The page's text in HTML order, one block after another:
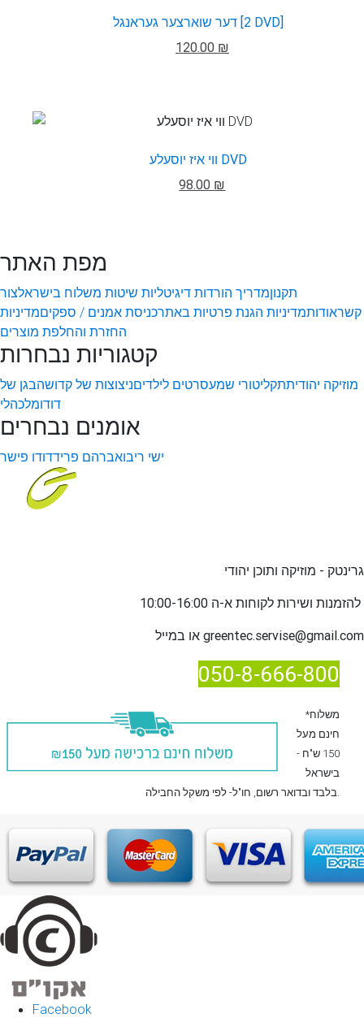
דער שוארצער געראנגל [2 DVD]
120.00 ₪
ווי איז יוסעלע DVD
98.00 ₪
מפת האתר
תקנוןמדריך הורדות דיגיטליות שיטות משלוח בישראלצור
קשראודותמדיניות הגנת פרטיות באתרכניסת אמנים / ספקיםמדיניות
החזרת והחלפת מוצרים
קטגוריות נבחרות
מוזיקה יהודיתתקליטורי שמעסרטים לילדיםניצוצות של קדושהבגן של
דודומלכהלי
אומנים נבחרים
ישי ריבואברהם פרידדודו פישר
גרינטק - מוזיקה ותוכן יהודי
להזמנות ו
greentec.servise@gmail.com
050-8-666-800
*משלוח
חינם מעל
150 ש"ח -
בישראל
בלבדובדואר רשום , חו"ל- לפי משקל החבילה.
Facebook